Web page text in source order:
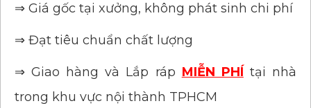
⇒ Giá gốc tại xưởng, không phát sinh chi phí
⇒ Đạt tiêu chuẩn chất lượng
⇒ Giao hàng và Lắp ráp MIỄN PHÍ tại nhà
trong khu vực nội thành TPHCM